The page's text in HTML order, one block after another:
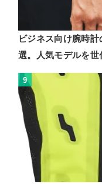
ビジネス向け腕時
選。人気モデルを世
9